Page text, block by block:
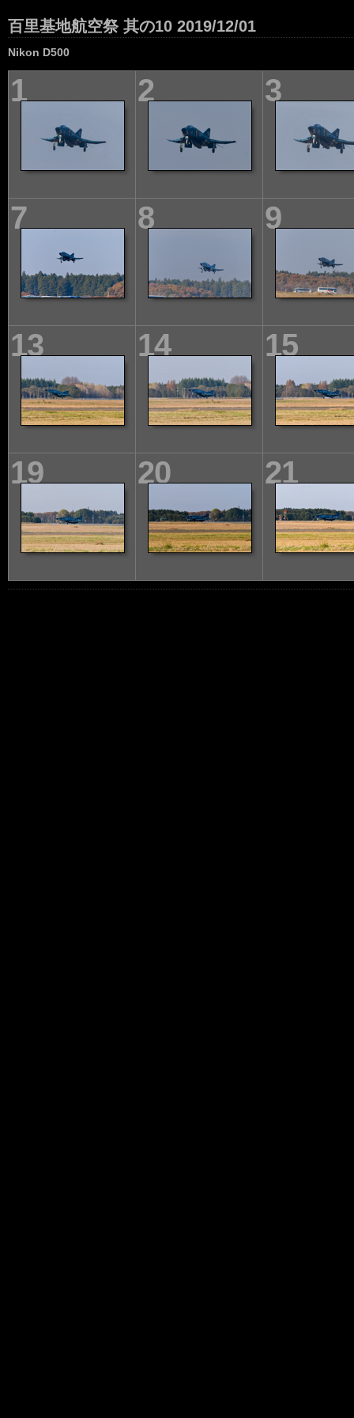
百里基地航空祭 其の10 2019/12/01
Nikon D500
1 2 3
7 8 9
13 14 15
19 20 21